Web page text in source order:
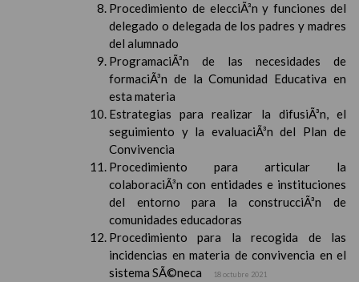
Procedimiento de elecciÃ³n y funciones del
delegado o delegada de los padres y madres
del alumnado
ProgramaciÃ³n de las necesidades de
formaciÃ³n de la Comunidad Educativa en
esta materia
Estrategias para realizar la difusiÃ³n, el
seguimiento y la evaluaciÃ³n del Plan de
Convivencia
Procedimiento para articular la
colaboraciÃ³n con entidades e instituciones
del entorno para la construcciÃ³n de
comunidades educadoras
Procedimiento para la recogida de las
incidencias en materia de convivencia en el
sistema SÃ©neca
18 octubre 2021